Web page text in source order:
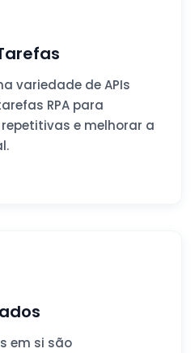
variedade de APIs
RPA para
e melhorar a
em si são